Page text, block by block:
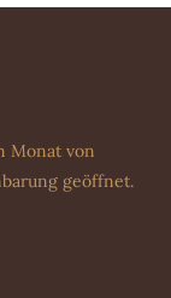
Monat von
geöffnet.